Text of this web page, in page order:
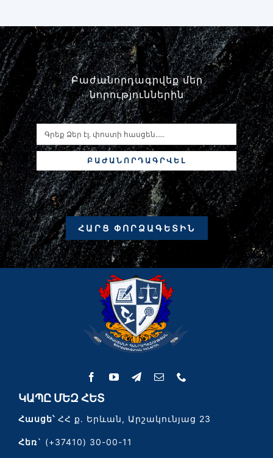
Բաժանորդագրվեք մեր
նորություններին
ԲԱԺԱՆՈՐԴԱԳՐՎԵԼ
ՀԱՐՑ ՓՈՐՁԱԳԵՏԻՆ
ԿԱՊԸ ՄԵԶ ՀԵՏ
Հասցե՝ՀՀ ք. Երևան, Արշակունյաց 23
Հեռ` (+37410) 30-00-11